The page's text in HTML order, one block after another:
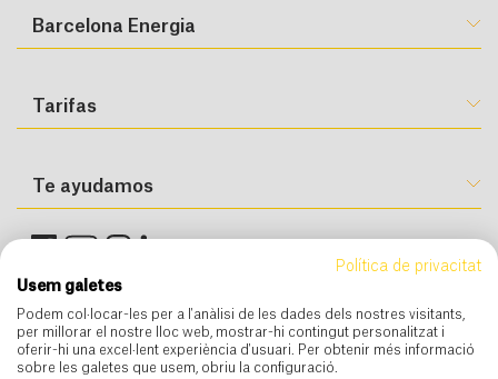
Barcelona Energia
Tarifas
Te ayudamos
Política de privacitat
Usem galetes
Podem col·locar-les per a l'anàlisi de les dades dels nostres visitants,
per millorar el nostre lloc web, mostrar-hi contingut personalitzat i
oferir-hi una excel·lent experiència d'usuari. Per obtenir més informació
sobre les galetes que usem, obriu la configuració.